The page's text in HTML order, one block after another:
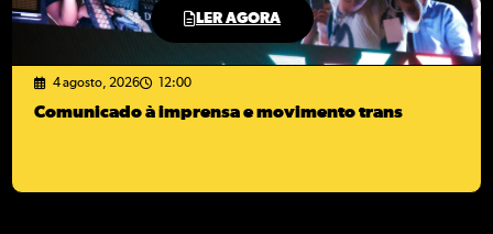
LER AGORA
4 agosto, 2026 12:00
Comunicado à imprensa e movimento trans